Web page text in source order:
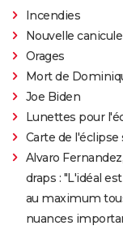
Incendies
Nouvelle canicule
Orages
Mort de
Joe Biden
Lunettes pour
Carte de l'éclipse
Alvaro
draps : "L'idéal
au maximum
nuances